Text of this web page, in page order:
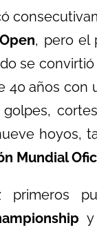
, pero el
se
40 años
hoyos,
Mundial
primeros